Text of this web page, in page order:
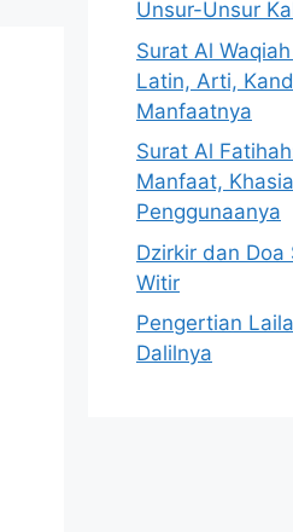
Unsur-Unsur
Surat Al
Latin, Arti,
Manfaatnya
Surat Al
Manfaat,
Penggunaanya
Dzirkir dan Doa
Witir
Pengertian
Dalilnya